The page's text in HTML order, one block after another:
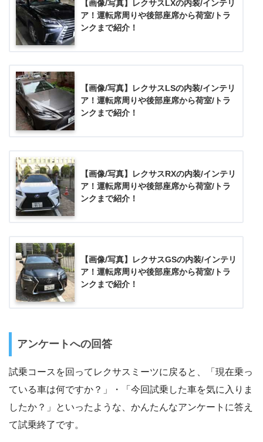
【画像/写真】レクサスLXの内装/インテリ
ア！運転席周りや後部座席から荷室/トラ
ンクまで紹介！
【画像/写真】レクサスLSの内装/インテリ
ア！運転席周りや後部座席から荷室/トラ
ンクまで紹介！
【画像/写真】レクサスRXの内装/インテリ
ア！運転席周りや後部座席から荷室/トラ
ンクまで紹介！
【画像/写真】レクサスGSの内装/インテリ
ア！運転席周りや後部座席から荷室/トラ
ンクまで紹介！
アンケートへの回答
試乗コースを回ってレクサスミーツに戻ると、「現在乗っ
ている車は何ですか？」・「今回試乗した車を気に入りま
したか？」といったような、かんたんなアンケートに答え
て試乗終了です。